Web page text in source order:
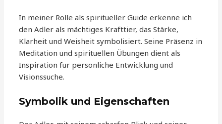
In meiner Rolle als spiritueller Guide erkenne ich
den Adler als mächtiges Krafttier, das Stärke,
Klarheit und Weisheit symbolisiert. Seine Präsenz in
Meditation und spirituellen Übungen dient als
Inspiration für persönliche Entwicklung und
Visionssuche.
Symbolik und Eigenschaften